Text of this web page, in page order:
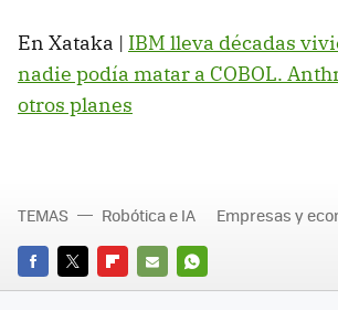
En Xataka | IBM lleva décadas
nadie podía matar a COBOL.
otros planes
FACEBOOK
TWITTERFLIPBOARD
E-
WHATSAPP
TEMAS Robótica e IA Empresas y